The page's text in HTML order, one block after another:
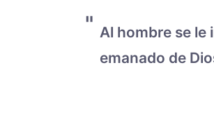
Al hombre se le
emanado de